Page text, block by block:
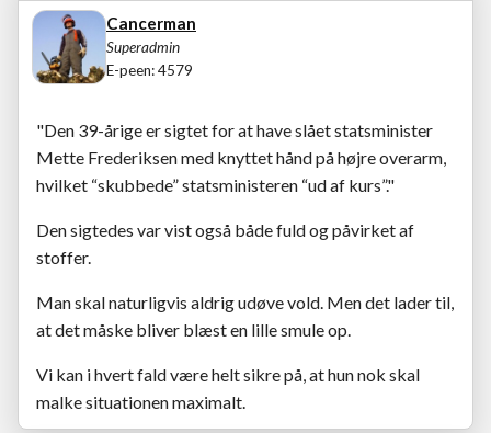
Cancerman
Superadmin
E-peen: 4579
"Den 39-årige er sigtet for at have slået statsminister
Mette Frederiksen med knyttet hånd på højre overarm,
hvilket “skubbede” statsministeren “ud af kurs”."
Den sigtedes var vist også både fuld og påvirket af
stoffer.
Man skal naturligvis aldrig udøve vold. Men det lader til,
at det måske bliver blæst en lille smule op.
Vi kan i hvert fald være helt sikre på, at hun nok skal
malke situationen maximalt.